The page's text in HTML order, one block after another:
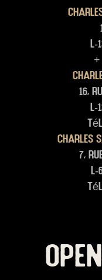
L-
+
16,
L-
Charles
7,
L-